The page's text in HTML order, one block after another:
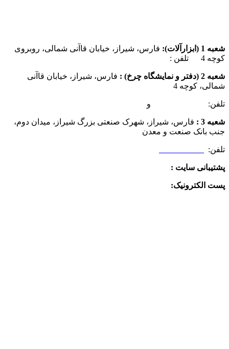
شعبه 1 (ابزارآلات):
فارس، شیراز، خیابان قاآنی شمالی، روبروی
کوچه 4 تلفن :
شعبه 2 (دفتر و نمایشگاه چرخ) :
فارس، شیراز، خیابان قاآنی
شمالی، کوچه 4
تلفن: و
شعبه 3 :
فارس، شیراز، شهرک صنعتی بزرگ شیراز، میدان دوم،
جنب بانک صنعت و معدن
تلفن:
پشتیبانی سایت :
پست الکترونیک: